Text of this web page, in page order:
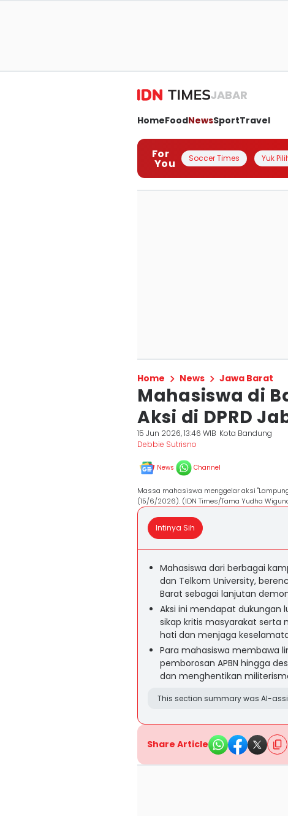
JABAR
HomeFoodNewsSportTravel
For
You Soccer Times Yuk
Home News Jawa Barat
Mahasiswa di
Aksi di DPRD
15 Jun 2026, 13:46 WIB Kota Bandung
Debbie Sutrisno
News Channel
Massa mahasiswa menggelar aksi
(15/6/2026). (IDN Times/Tama Yudha
Intinya Sih
Mahasiswa dari berbagai
dan Telkom University,
Barat sebagai lanjutan
Aksi ini mendapat dukungan
sikap kritis masyarakat
hati dan menjaga
Para mahasiswa membawa
pemborosan APBN hingga
dan menghentikan
This section summary was AI-
Share Article